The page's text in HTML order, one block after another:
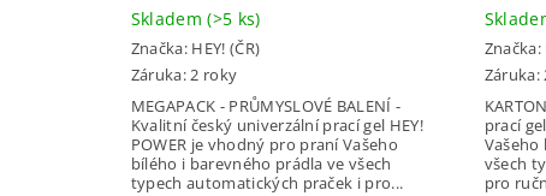
Skladem(>5 ks)
Značka: HEY! (ČR)
Záruka: 2 roky
MEGAPACK - PRŮMYSLOVÉ BALENÍ -
Kvalitní český univerzální prací gel HEY!
POWER je vhodný pro praní Vašeho
bílého i barevného prádla ve všech
typech automatických praček i pro...
Značka:
Záruka:
prací
všech
pro